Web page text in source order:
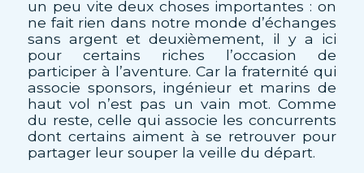
un peu vite deux choses importantes : on
ne fait rien dans notre monde d’échanges
sans argent et deuxièmement, il y a ici
pour certains riches l’occasion de
participer à l’aventure. Car la fraternité qui
associe sponsors, ingénieur et marins de
haut vol n’est pas un vain mot. Comme
du reste, celle qui associe les concurrents
dont certains aiment à se retrouver pour
partager leur souper la veille du départ.